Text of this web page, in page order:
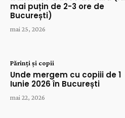
mai puțin de 2-3 ore de
București)
mai 25, 2026
Părinți și copii
Unde mergem cu copiii de 1
Iunie 2026 în București
mai 22, 2026